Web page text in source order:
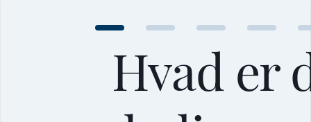
Hvad er